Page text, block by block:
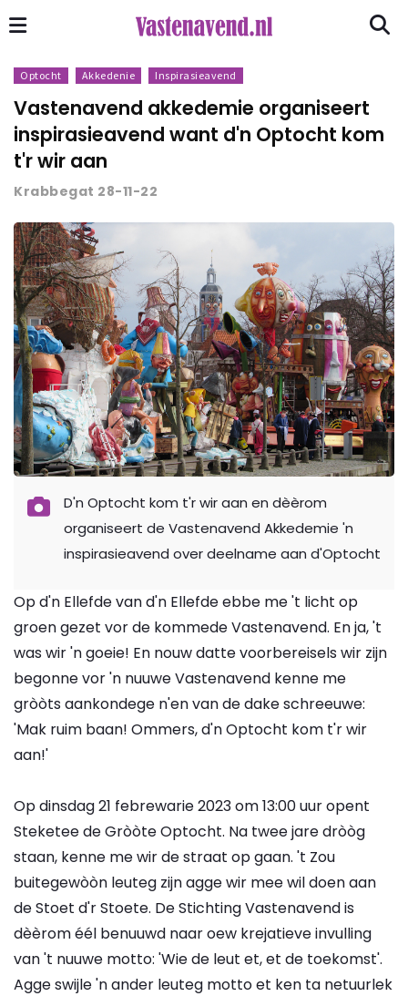
Optocht Akkedenie Inspirasieavend
Vastenavend akkedemie organiseert
inspirasieavend want d'n Optocht kom
t'r wir aan
Krabbegat 28-11-22
D'n Optocht kom t'r wir aan en dèèrom
organiseert de Vastenavend Akkedemie 'n
inspirasieavend over deelname aan d'Optocht
Op d'n Ellefde van d'n Ellefde ebbe me 't licht op
groen gezet vor de kommede Vastenavend. En ja, 't
was wir 'n goeie! En nouw datte voorbereisels wir zijn
begonne vor 'n nuuwe Vastenavend kenne me
gròòts aankondege n'en van de dake schreeuwe:
'Mak ruim baan! Ommers, d'n Optocht kom t'r wir
aan!'
Op dinsdag 21 febrewarie 2023 om 13:00 uur opent
Steketee de Gròòte Optocht. Na twee jare dròòg
staan, kenne me wir de straat op gaan. 't Zou
buitegewòòn leuteg zijn agge wir mee wil doen aan
de Stoet d'r Stoete. De Stichting Vastenavend is
dèèrom éél benuuwd naar oew krejatieve invulling
van 't nuuwe motto: 'Wie de leut et, et de toekomst'.
Agge swijle 'n ander leuteg motto et ken ta netuurlek